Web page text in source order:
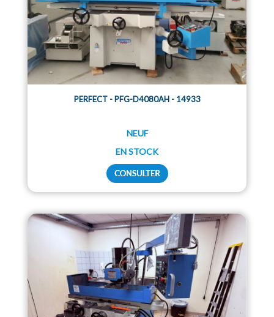
PERFECT - PFG-D4080AH - 14933
NEUF
EN STOCK